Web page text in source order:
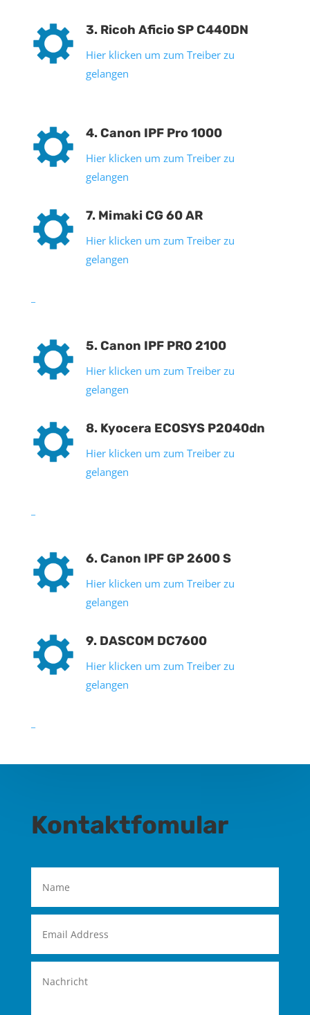
3. Ricoh Aficio SP C440DN
Hier klicken um zum Treiber zu
gelangen
4. Canon IPF Pro 1000
Hier klicken um zum Treiber zu
gelangen
7. Mimaki CG 60 AR
Hier klicken um zum Treiber zu
gelangen
5. Canon IPF PRO 2100
Hier klicken um zum Treiber zu
gelangen
8. Kyocera ECOSYS P2040dn
Hier klicken um zum Treiber zu
gelangen
6. Canon IPF GP 2600 S
Hier klicken um zum Treiber zu
gelangen
9. DASCOM DC7600
Hier klicken um zum Treiber zu
gelangen
Kontaktfomular